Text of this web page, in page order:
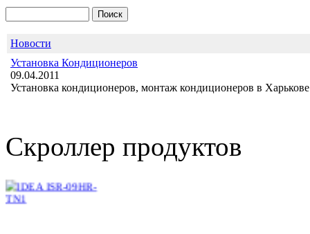
Новости
Установка Кондиционеров
09.04.2011
Установка кондиционеров, монтаж кондиционеров в
Скроллер продуктов
DC INVERTER